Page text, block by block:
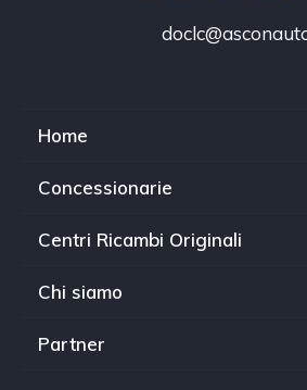
Home
Concessionarie
Centri Ricambi Originali
Chi siamo
Partner